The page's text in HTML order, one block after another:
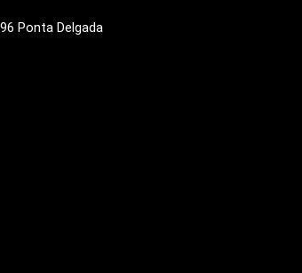
Ponta Delgada